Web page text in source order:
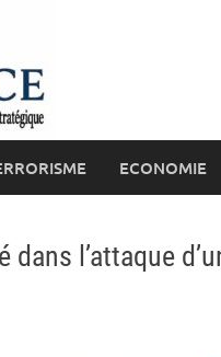
ECONOMIE
l’attaque